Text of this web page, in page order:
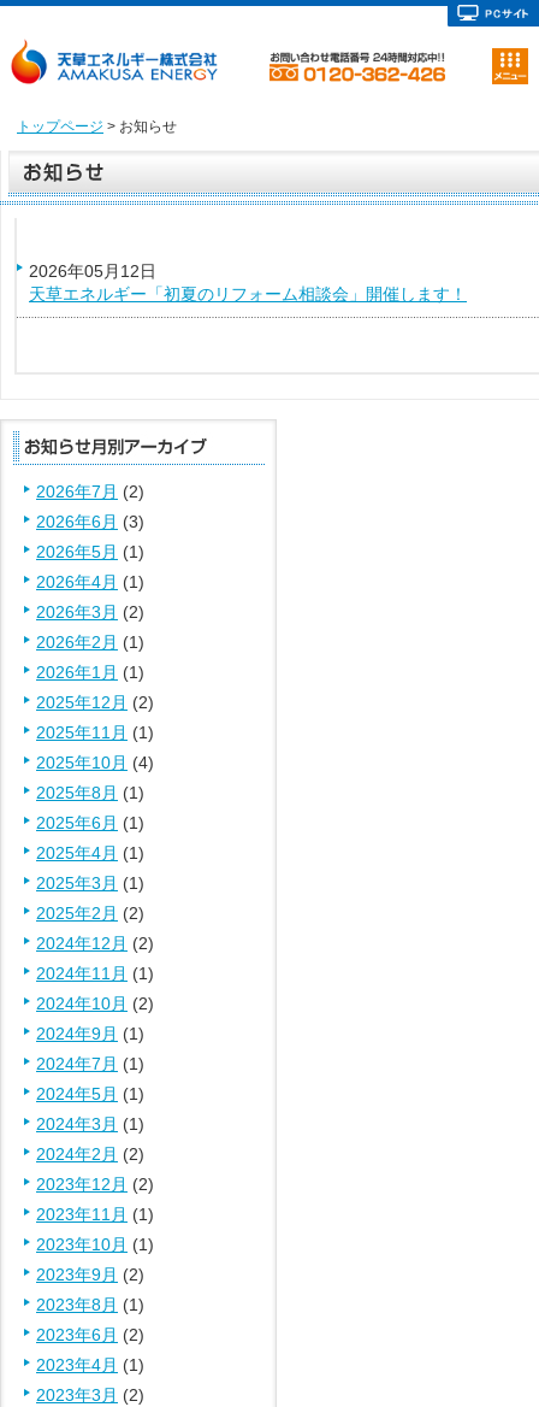
トップページ > お知らせ
2026年05月12日
天草エネルギー「初夏のリフォーム相談会」開催します！
2026年7月 (2)
2026年6月 (3)
2026年5月 (1)
2026年4月 (1)
2026年3月 (2)
2026年2月 (1)
2026年1月 (1)
2025年12月 (2)
2025年11月 (1)
2025年10月 (4)
2025年8月 (1)
2025年6月 (1)
2025年4月 (1)
2025年3月 (1)
2025年2月 (2)
2024年12月 (2)
2024年11月 (1)
2024年10月 (2)
2024年9月 (1)
2024年7月 (1)
2024年5月 (1)
2024年3月 (1)
2024年2月 (2)
2023年12月 (2)
2023年11月 (1)
2023年10月 (1)
2023年9月 (2)
2023年8月 (1)
2023年6月 (2)
2023年4月 (1)
2023年3月 (2)